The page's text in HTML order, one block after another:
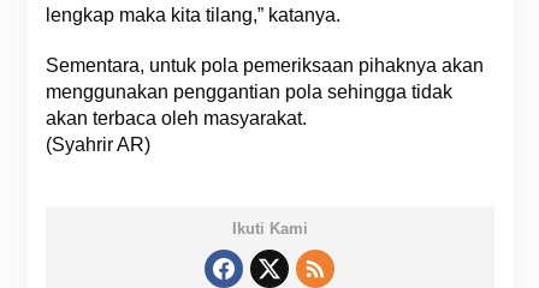
lengkap maka kita tilang,” katanya.
Sementara, untuk pola pemeriksaan pihaknya akan
menggunakan penggantian pola sehingga tidak
akan terbaca oleh masyarakat.
(Syahrir AR)
Ikuti Kami